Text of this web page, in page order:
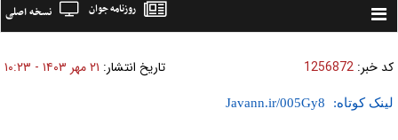
Toggle
نسخه اصلی روزنامه جوان
کد خبر: 1256872 تاریخ انتشار: ۲۱ مهر ۱۴۰۳ - ۱۰:۲۳
لینک کوتاه: